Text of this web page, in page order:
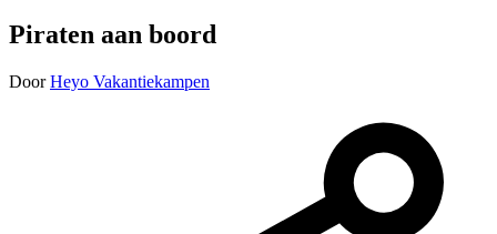
Piraten aan boord
Door Heyo Vakantiekampen